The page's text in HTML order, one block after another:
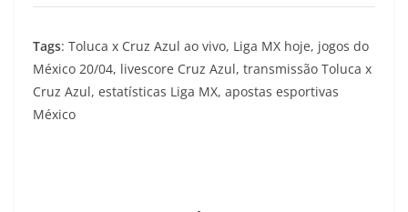
Tags: Toluca x Cruz Azul ao vivo, Liga MX hoje, jogos do
México 20/04, livescore Cruz Azul, transmissão Toluca x
Cruz Azul, estatísticas Liga MX, apostas esportivas
México